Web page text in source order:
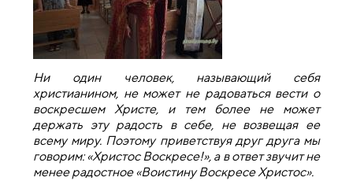
Ни один человек, называющий себя
христианином, не может не радоваться вести о
воскресшем Христе, и тем более не может
держать эту радость в себе, не возвещая ее
всему миру. Поэтому приветствуя друг друга мы
говорим: «Христос Воскресе!», а в ответ звучит не
менее радостное «Воистину Воскресе Христос».